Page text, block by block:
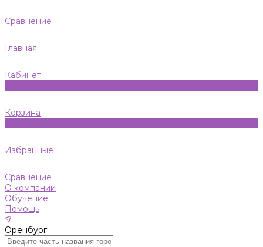
Сравнение
Главная
Кабинет
Корзина
Избранные
Сравнение
О компании
Обучение
Помощь
Оренбург